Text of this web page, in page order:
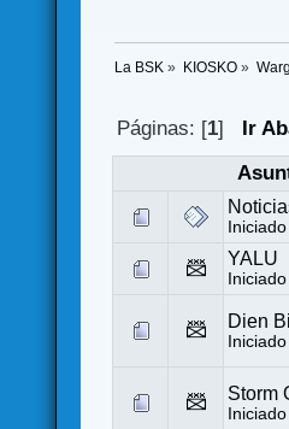
La BSK » KIOSKO»
Páginas: [1]
Ir
YALU
Dien
Storm